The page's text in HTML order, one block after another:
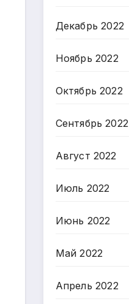
Декабрь 2022
Ноябрь 2022
Октябрь 2022
Сентябрь 2022
Август 2022
Июль 2022
Июнь 2022
Май 2022
Апрель 2022